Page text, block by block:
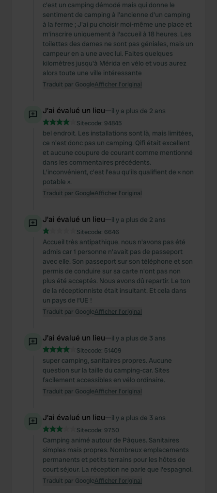
c'est un camping démodé mais qui donne le
sentiment de camping à l'ancienne d'un camping
à la ferme ; J'ai pu choisir moi-même une place et
m'inscrire uniquement à l'accueil à 18 heures. Les
toilettes des dames ne sont pas géniales, mais un
campeur en a une avec lui. Faites quelques
kilomètres jusqu'à Mérida en vélo et vous aurez
alors toute une ville intéressante
Traduit par GoogleAfficher l'original
J'ai évalué un lieu—il y a plus de 2 ans
Sitecode: 94845
bel endroit. Les installations sont là, mais limitées,
ce n'est donc pas un camping. Qifi était excellent
et aucune coupure de courant comme mentionné
dans les commentaires précédents.
L’inconvénient, c’est l’eau qu’ils qualifient de « non
potable ».
Traduit par GoogleAfficher l'original
J'ai évalué un lieu—il y a plus de 2 ans
Sitecode: 6646
Accueil très antipathique. nous n'avons pas été
admis car 1 personne n'avait pas de passeport
avec elle. Son passeport sur son téléphone et son
permis de conduire sur sa carte n'ont pas non
plus été acceptés. Nous avons dû repartir. Le ton
de la réceptionniste était insultant. Et cela dans
un pays de l’UE !
Traduit par GoogleAfficher l'original
J'ai évalué un lieu—il y a plus de 3 ans
Sitecode: 51409
super camping, sanitaires propres. Aucune
question sur la taille du camping-car. Sites
facilement accessibles en vélo ordinaire.
Traduit par GoogleAfficher l'original
J'ai évalué un lieu—il y a plus de 3 ans
Sitecode: 9750
Camping animé autour de Pâques. Sanitaires
simples mais propres. Nombreux emplacements
permanents et petits terrains pour les hôtes de
court séjour. La réception ne parle que l'espagnol.
Traduit par GoogleAfficher l'original